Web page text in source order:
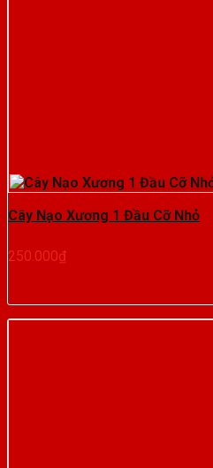
Cây Nạo Xương 1 Đầu Cỡ Nhỏ
250.000₫